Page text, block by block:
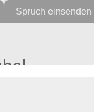
Spruch einsenden